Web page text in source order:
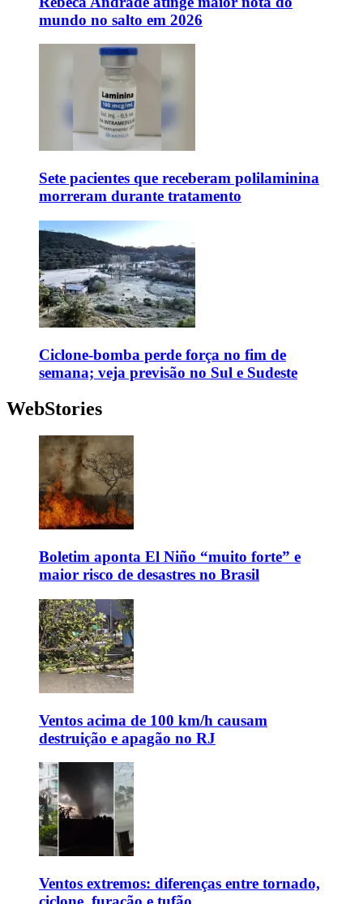
mundo no salto em 2026
Sete pacientes que receberam polilaminina
morreram durante tratamento
Ciclone-bomba perde força no fim de
semana; veja previsão no Sul e Sudeste
WebStories
Boletim aponta El Niño “muito forte” e
maior risco de desastres no Brasil
Ventos acima de 100 km/h causam
destruição e apagão no RJ
Ventos extremos: diferenças entre tornado,